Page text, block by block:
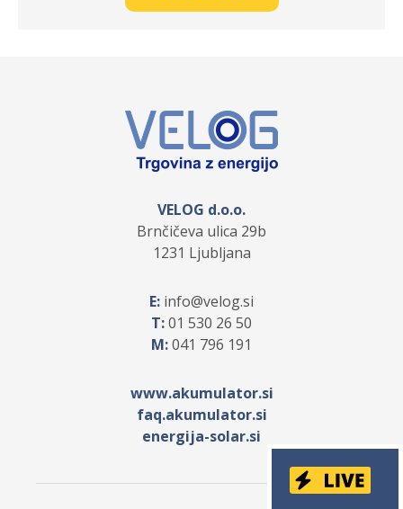
VELOG d.o.o.
Brnčičeva ulica 29b
1231 Ljubljana
E: info
velog.si
T:01 530 26 50
M:041 796 191
www.akumulator.si
faq.akumulator.si
energija-solar.si